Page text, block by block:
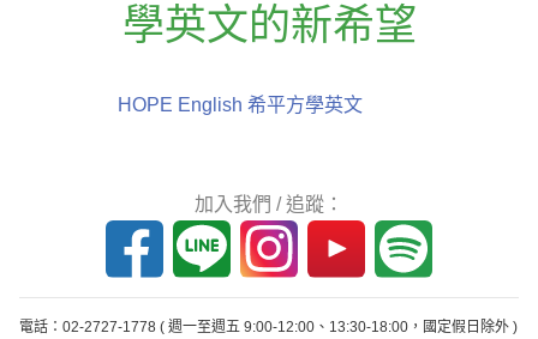
學英文的新希望
HOPE English 希平方學英文
加入我們 / 追蹤：
電話：02-2727-1778 ( 週一至週五 9:00-12:00、13:30-18:00，國定假日除外 )